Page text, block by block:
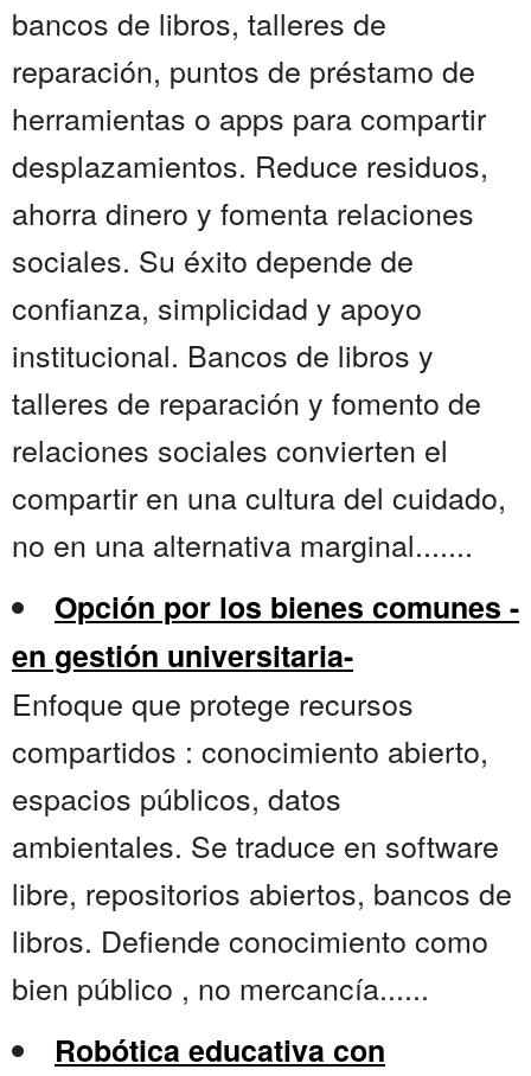
bancos de libros, talleres de
reparación, puntos de préstamo de
herramientas o apps para compartir
desplazamientos. Reduce residuos,
ahorra dinero y fomenta relaciones
sociales. Su éxito depende de
confianza, simplicidad y apoyo
institucional. Bancos de libros y
talleres de reparación y fomento de
relaciones sociales convierten el
compartir en una cultura del cuidado,
no en una alternativa marginal.......
Opción por los bienes comunes -
en gestión universitaria-
Enfoque que protege recursos
compartidos : conocimiento abierto,
espacios públicos, datos
ambientales. Se traduce en software
libre, repositorios abiertos, bancos de
libros. Defiende conocimiento como
bien público , no mercancía......
Robótica educativa con